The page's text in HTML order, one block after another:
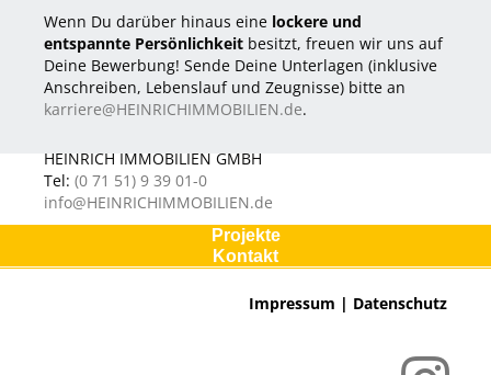
Wenn Du darüber hinaus eine lockere und
entspannte Persönlichkeit besitzt, freuen wir uns auf
Deine Bewerbung! Sende Deine Unterlagen (inklusive
Anschreiben, Lebenslauf und Zeugnisse) bitte an
karriere@HEINRICHIMMOBILIEN.de.
HEINRICH IMMOBILIEN GMBH
Tel: (0 71 51) 9 39 01-0
info@HEINRICHIMMOBILIEN.de
Projekte
Kontakt
Impressum | Datenschutz